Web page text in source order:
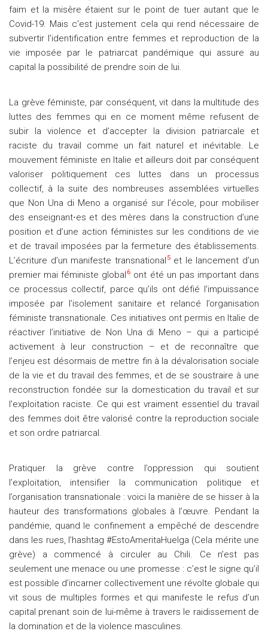
faim et la misère étaient sur le point de tuer autant que le
Covid-19. Mais c’est justement cela qui rend nécessaire de
subvertir l’identification entre femmes et reproduction de la
vie imposée par le patriarcat pandémique qui assure au
capital la possibilité de prendre soin de lui.
La grève féministe, par conséquent, vit dans la multitude des
luttes des femmes qui en ce moment même refusent de
subir la violence et d’accepter la division patriarcale et
raciste du travail comme un fait naturel et inévitable. Le
mouvement féministe en Italie et ailleurs doit par conséquent
valoriser politiquement ces luttes dans un processus
collectif, à la suite des nombreuses assemblées virtuelles
que Non Una di Meno a organisé sur l’école, pour mobiliser
des enseignant⋅es et des mères dans la construction d’une
position et d’une action féministes sur les conditions de vie
et de travail imposées par la fermeture des établissements.
L’écriture d’un manifeste transnational 5et le lancement d’un
premier mai féministe global 6 ont été un pas important dans
ce processus collectif, parce qu’ils ont défié l’impuissance
imposée par l’isolement sanitaire et relancé l’organisation
féministe transnationale. Ces initiatives ont permis en Italie de
réactiver l’initiative de Non Una di Meno – qui a participé
activement à leur construction – et de reconnaître que
l’enjeu est désormais de mettre fin à la dévalorisation sociale
de la vie et du travail des femmes, et de se soustraire à une
reconstruction fondée sur la domestication du travail et sur
l’exploitation raciste. Ce qui est vraiment essentiel du travail
des femmes doit être valorisé contre la reproduction sociale
et son ordre patriarcal.
Pratiquer la grève contre l’oppression qui soutient
l’exploitation, intensifier la communication politique et
l’organisation transnationale : voici la manière de se hisser à la
hauteur des transformations globales à l’œuvre. Pendant la
pandémie, quand le confinement a empêché de descendre
dans les rues, l’hashtag #EstoAmeritaHuelga (Cela mérite une
grève) a commencé à circuler au Chili. Ce n’est pas
seulement une menace ou une promesse : c’est le signe qu’il
est possible d’incarner collectivement une révolte globale qui
vit sous de multiples formes et qui manifeste le refus d’un
capital prenant soin de lui-même à travers le raidissement de
la domination et de la violence masculines.